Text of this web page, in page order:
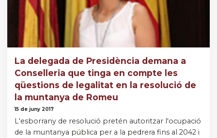
La delegada de Presidència demana a
Conselleria que tinga en compte les
qüestions de legalitat en la resolució de
la muntanya de Romeu
15 de juny 2017
L'esborrany de resolució pretén autoritzar l'ocupació
de la muntanya pública per a la pedrera fins al 2042 i